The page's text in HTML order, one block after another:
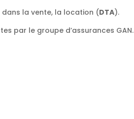
la vente, la location (DTA).
par le groupe d’assurances GAN.